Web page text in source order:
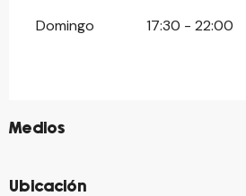
Domingo 17:30 - 22:00
Medios
©
Ubicación